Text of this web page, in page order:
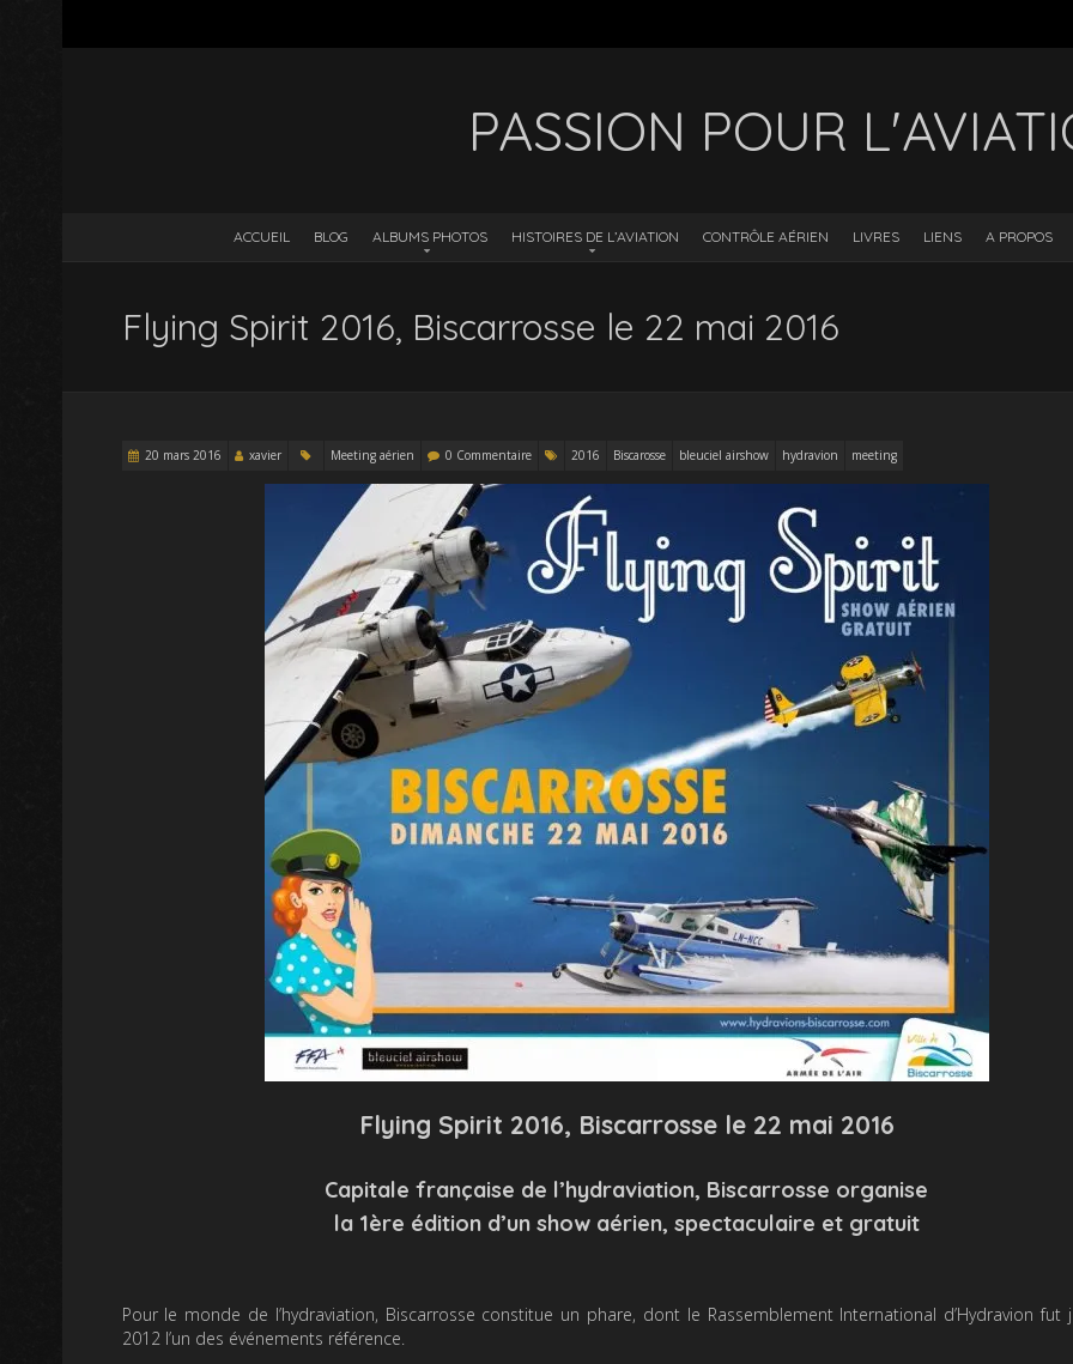
PASSION POUR
ACCUEIL BLOG ALBUMS PHOTOS HISTOIRES DE L’AVIATION CONTRÔLE AÉRIEN LIVRES LIENS A PROPOS
Flying Spirit 2016, Biscarrosse le 22 mai 2016
20 mars 2016 xavier Meeting aérien 0 Commentaire 2016 Biscarosse bleuciel airshow hydravion meeting
Flying Spirit 2016, Biscarrosse le 22 mai 2016
Capitale française de l’hydraviation, Biscarrosse organise
la 1ère édition d’un show aérien, spectaculaire et gratuit
Pour le monde de l’hydraviation, Biscarrosse constitue un phare, dont le Rassemblement International d’Hydravion fut
2012 l’un des événements référence.